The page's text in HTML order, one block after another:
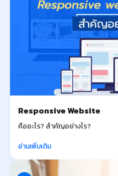
Responsive Website
คืออะไร? สำคัญอย่างไร?
อ่านเพิ่มเติม